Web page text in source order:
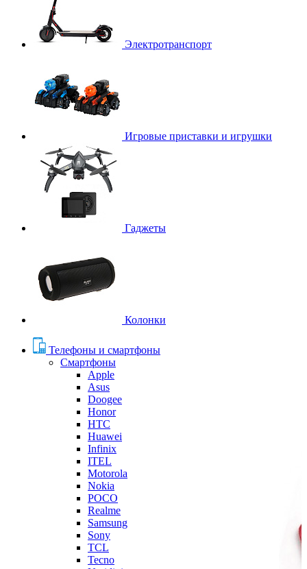
Электротранспорт
Игровые приставки и игрушки
Гаджеты
Колонки
Телефоны и смартфоны
Смартфоны
Apple
Asus
Doogee
Honor
HTC
Huawei
Infinix
ITEL
Motorola
Nokia
POCO
Realme
Samsung
Sony
TCL
Tecno